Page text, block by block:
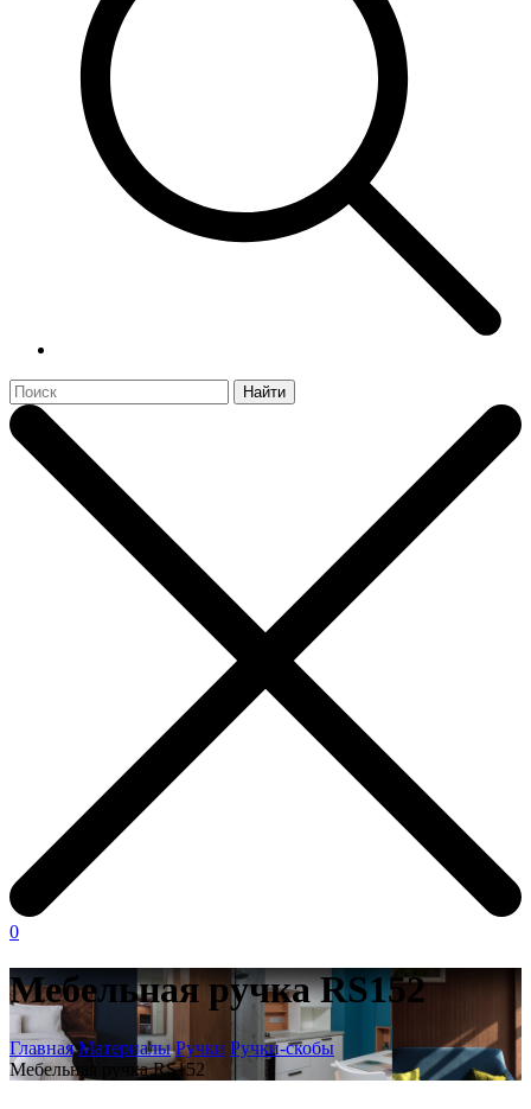
Найти
0
Мебельная ручка RS152
Главная Материалы Ручки Ручки-скобы
Мебельная ручка RS152